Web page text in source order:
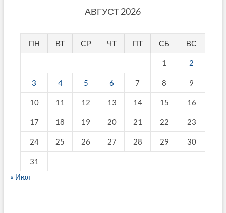
АВГУСТ 2026
ПН ВТ СР ЧТ ПТ СБ ВС
1 2
3 4 5 6 7 8 9
10 11 12 13 14 15 16
17 18 19 20 21 22 23
24 25 26 27 28 29 30
31
« Июл